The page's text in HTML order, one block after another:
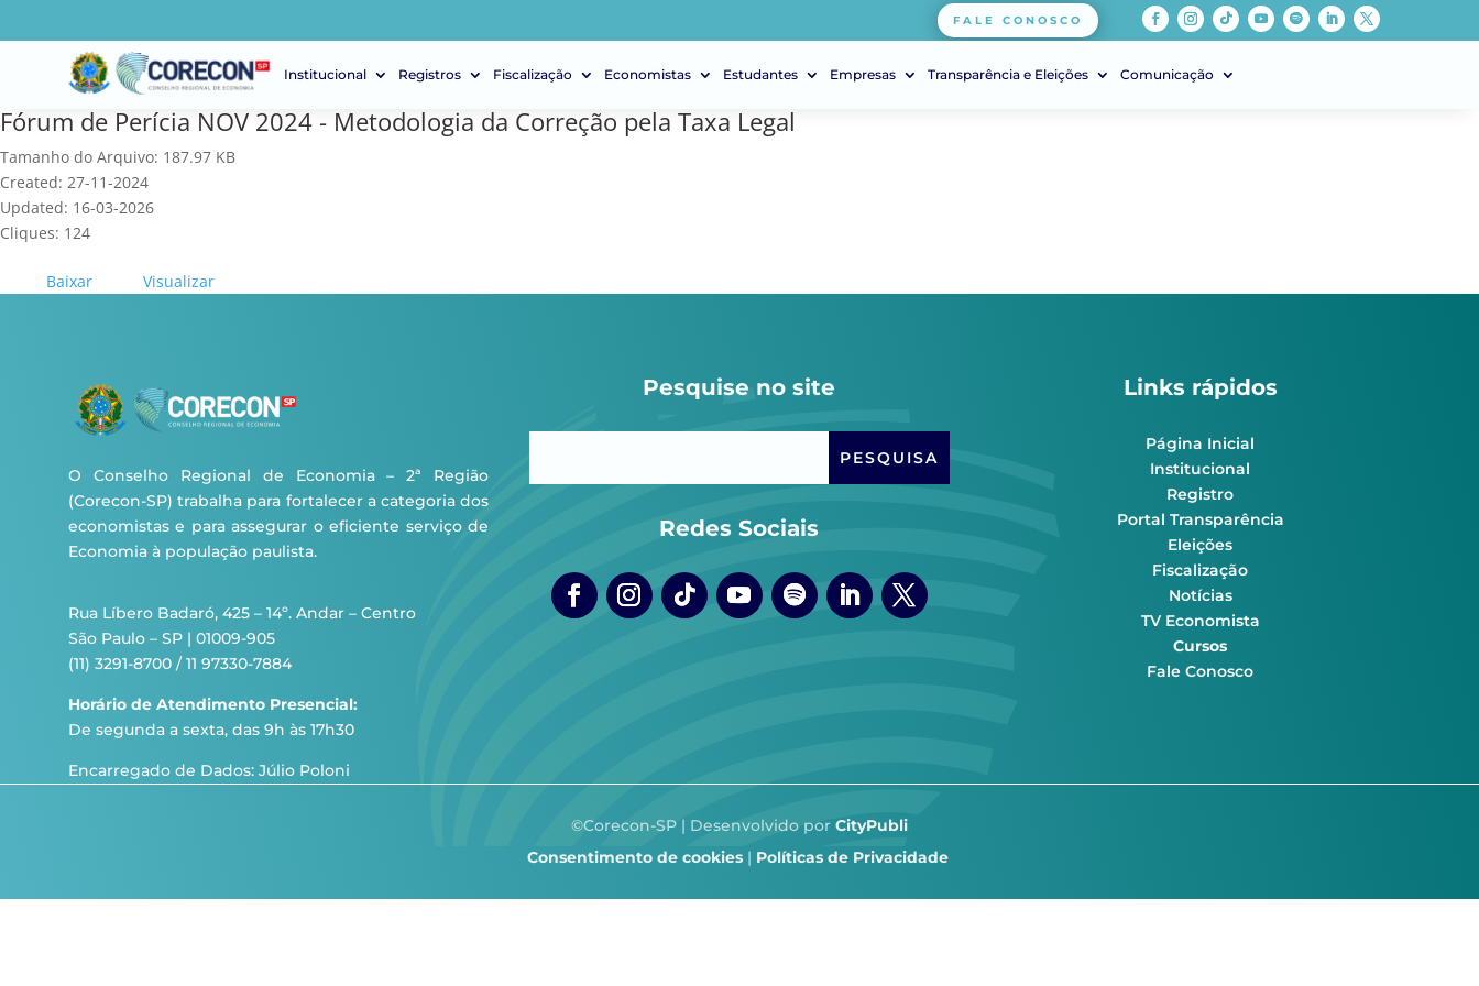
FALE CONOSCO
Institucional Registros Fiscalização Economistas Estudantes Empresas Transparência e Eleições Comunicação
Fórum de Perícia NOV 2024 - Metodologia da Correção pela Taxa Legal
Tamanho do Arquivo: 187.97 KB
Created: 27-11-2024
Updated: 16-03-2026
Cliques: 124
Baixar Visualizar
O Conselho Regional de Economia – 2ª Região
(Corecon-SP) trabalha para fortalecer a categoria dos
economistas e para assegurar o eficiente serviço de
Economia à população paulista.
Rua Líbero Badaró, 425 – 14º. Andar – Centro
São Paulo – SP | 01009-905
(11) 3291-8700 / 11 97330-7884
Horário de Atendimento Presencial:
De segunda a sexta, das 9h às 17h30
Encarregado de Dados: Júlio Poloni
Pesquise no site
Redes Sociais
Links rápidos
Página Inicial
Institucional
Registro
Portal Transparência
Eleições
Fiscalização
Notícias
TV Economista
Cursos
Fale Conosco
©Corecon-SP | Desenvolvido por CityPubli
Consentimento de cookies| Políticas de Privacidade